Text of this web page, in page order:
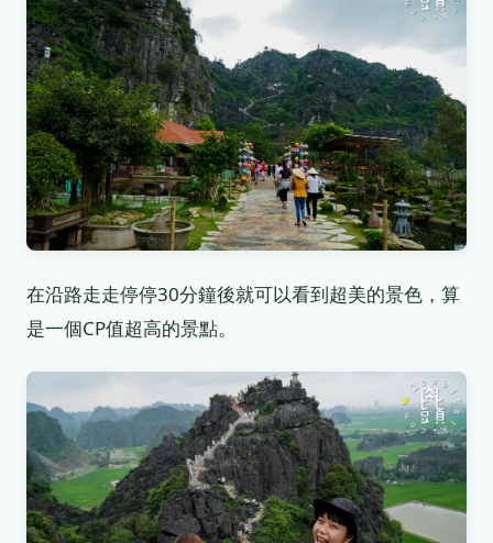
在沿路走走停停30分鐘後就可以看到超美的景色，算
是一個CP值超高的景點。